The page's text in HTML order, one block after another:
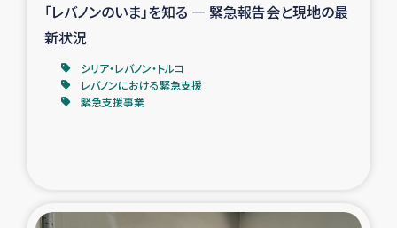
「レバノンのいま」を知る ― 緊急報告会と現地の最
新状況
シリア・レバノン・トルコ
レバノンにおける緊急支援
緊急支援事業